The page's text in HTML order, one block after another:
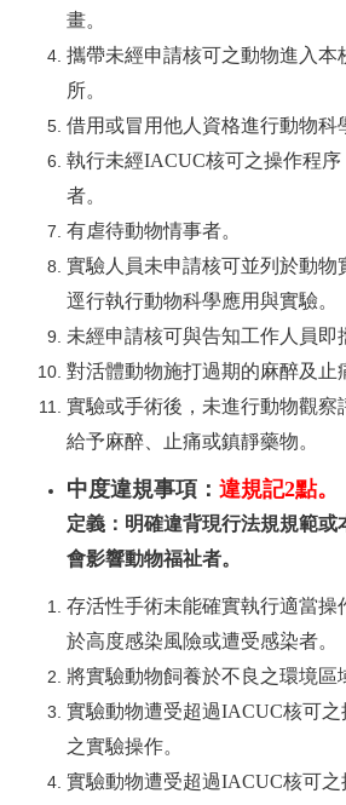
畫。
攜帶未經申請核可之動物進入本
所。
借用或冒用他人資格進行動物科
執行未經IACUC核可之操作程
者。
有虐待動物情事者。
實驗人員未申請核可並列於動物
逕行執行動物科學應用與實驗。
未經申請核可與告知工作人員即
對活體動物施打過期的麻醉及止
實驗或手術後，未進行動物觀察
給予麻醉、止痛或鎮靜藥物。
中度違規事項： 違規記2點。
定義：明確違背現行法規規範或
會影響動物福祉者。
存活性手術未能確實執行適當操
於高度感染風險或遭受感染者。
將實驗動物飼養於不良之環境區
實驗動物遭受超過IACUC核可之
之實驗操作。
實驗動物遭受超過IACUC核可之